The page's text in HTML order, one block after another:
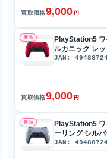
買取価格9,000 円
新品
PlayStation5 ワ
ルカニック レ
JAN:
買取価格9,000 円
新品
PlayStation5 ワ
ーリング シル
JAN: